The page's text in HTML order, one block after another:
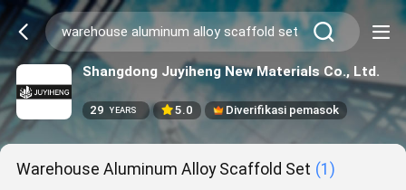
Shangdong Juyiheng New Materials Co., Ltd.
29 YEARS 5.0 Diverifikasi pemasok
Warehouse Aluminum Alloy Scaffold Set (1)